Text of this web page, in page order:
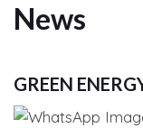
News
GREEN